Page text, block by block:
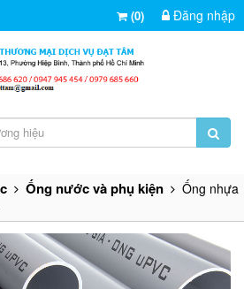
(0) Đăng nhập
Ống nước và phụ kiện
Ống nhựa